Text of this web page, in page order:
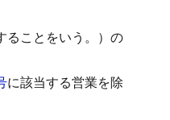
ることをいう。）の
に該当する営業を除